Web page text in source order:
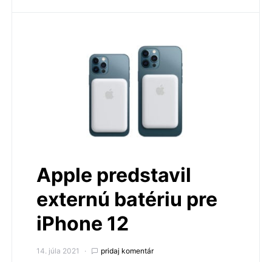
Apple predstavil
externú batériu pre
iPhone 12
14. júla 2021 pridaj komentár